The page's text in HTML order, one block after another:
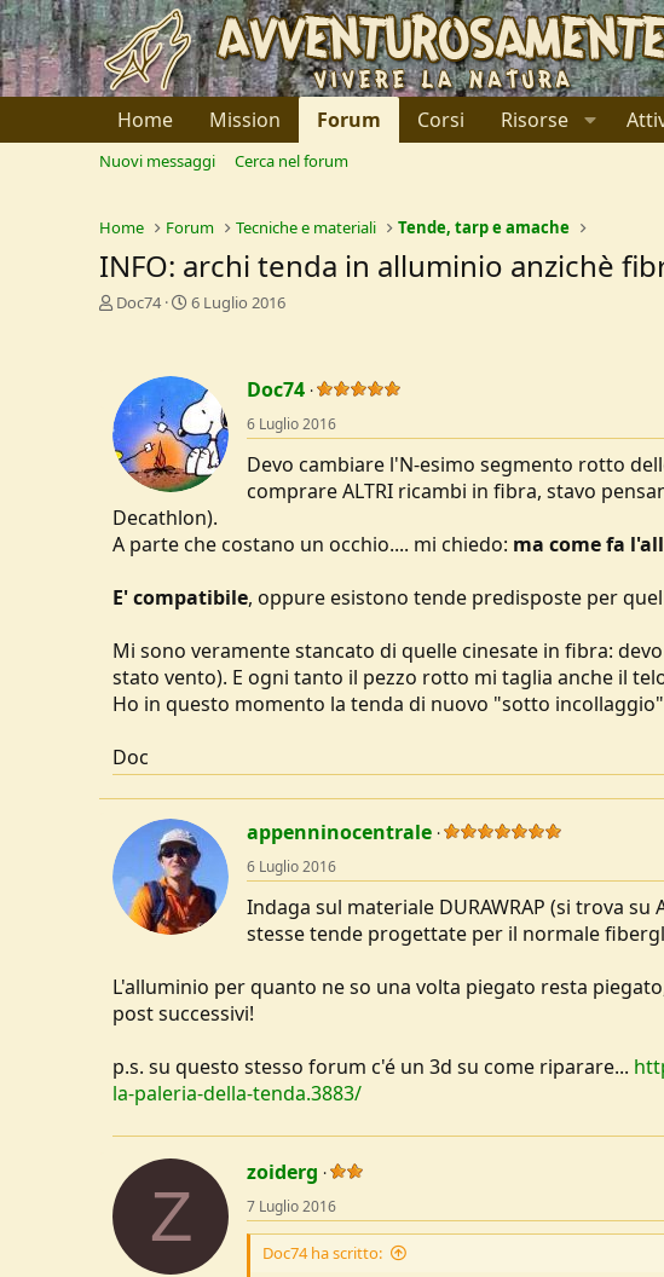
Home Mission Forum Corsi Risorse
Nuovi messaggi Cerca nel forum
Home Forum Tecniche e materiali Tende, tarp e amache
INFO: archi tenda in alluminio anzichè
C
o
r
e
D
s
c
s
o
n
e
Doc74
D
d
i
I
n
i
i
o
6 Luglio 2016
Doc74
6 Luglio 2016
Devo cambiare l'N-esimo segmento rotto
comprare ALTRI ricambi in fibra, stavo
Decathlon).
A parte che costano un occhio.... mi chiedo: ma come fa
E' compatibile, oppure esistono tende predisposte per
Mi sono veramente stancato di quelle cinesate in fibra:
stato vento). E ogni tanto il pezzo rotto mi taglia anche il
Ho in questo momento la tenda di nuovo "sotto
Doc
appenninocentrale
6 Luglio 2016
Indaga sul materiale DURAWRAP (si trova
stesse tende progettate per il normale
L'alluminio per quanto ne so una volta piegato resta
post successivi!
p.s. su questo stesso forum c'é un 3d su come riparare...
la-paleria-della-tenda.3883/
Z
zoiderg
7 Luglio 2016
Doc74 ha scritto: